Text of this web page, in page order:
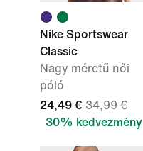
Nike Sportswear
Classic
Nagy méretű női
póló
24,49 € 34,99 €
30% kedvezmény